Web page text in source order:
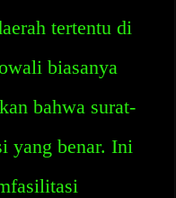
tertentu di
biasanya
bahwa surat-
yang benar. Ini